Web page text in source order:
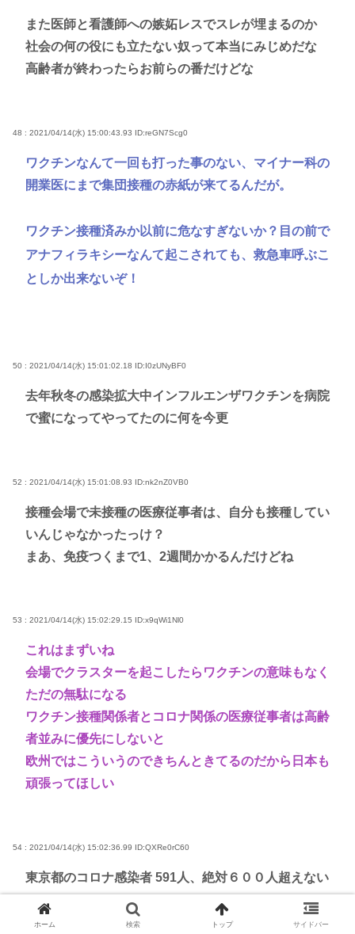
また医師と看護師への嫉妬レスでスレが埋まるのか
社会の何の役にも立たない奴って本当にみじめだな
高齢者が終わったらお前らの番だけどな
48 : 2021/04/14(水) 15:00:43.93 ID:reGN7Scg0
ワクチンなんて一回も打った事のない、マイナー科の
開業医にまで集団接種の赤紙が来てるんだが。
ワクチン接種済みか以前に危なすぎないか？目の前で
アナフィラキシーなんて起こされても、救急車呼ぶこ
としか出来ないぞ！
50 : 2021/04/14(水) 15:01:02.18 ID:I0zUNyBF0
去年秋冬の感染拡大中インフルエンザワクチンを病院
で蜜になってやってたのに何を今更
52 : 2021/04/14(水) 15:01:08.93 ID:nk2nZ0VB0
接種会場で未接種の医療従事者は、自分も接種してい
いんじゃなかったっけ？
まあ、免疫つくまで1、2週間かかるんだけどね
53 : 2021/04/14(水) 15:02:29.15 ID:x9qWi1Nl0
これはまずいね
会場でクラスターを起こしたらワクチンの意味もなく
ただの無駄になる
ワクチン接種関係者とコロナ関係の医療従事者は高齢
者並みに優先にしないと
欧州ではこういうのできちんときてるのだから日本も
頑張ってほしい
54 : 2021/04/14(水) 15:02:36.99 ID:QXRe0rC60
東京都のコロナ感染者 591人、絶対６００人超えない
ホーム 検索 トップ サイドバー